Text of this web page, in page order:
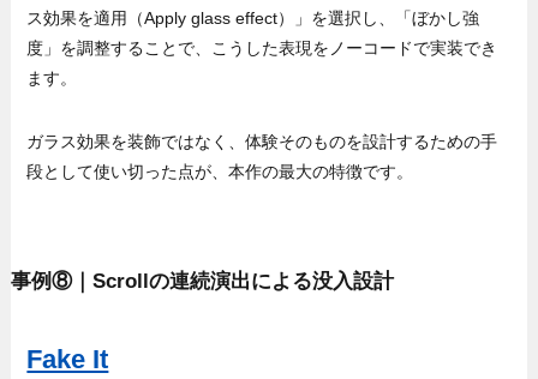
ス効果を適用（Apply glass effect）」を選択し、「ぼかし強
度」を調整することで、こうした表現をノーコードで実装でき
ます。
ガラス効果を装飾ではなく、体験そのものを設計するための手
段として使い切った点が、本作の最大の特徴です。
事例⑧｜Scrollの連続演出による没入設計
Fake It